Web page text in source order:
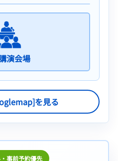
演会場
を見る
事前予約優先